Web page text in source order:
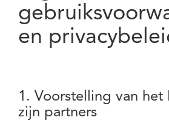
en
1. Voorstelling van
zijn partners